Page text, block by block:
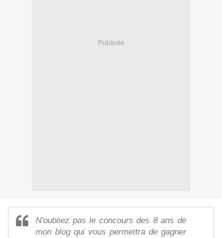
Publicité
N'oubliez pas le concours des 8 ans de
mon blog qui vous permettra de gagner